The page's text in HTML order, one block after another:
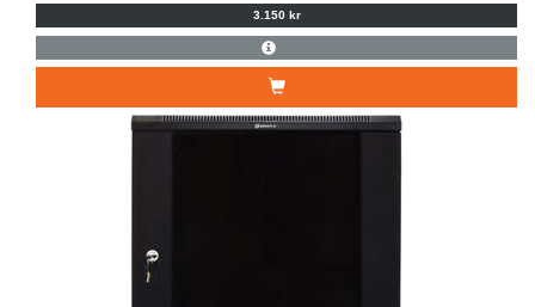
3.150 kr